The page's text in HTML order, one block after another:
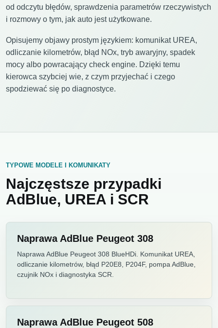
od odczytu błędów, sprawdzenia parametrów rzeczywistych
i rozmowy o tym, jak auto jest użytkowane.
Opisujemy objawy prostym językiem: komunikat UREA,
odliczanie kilometrów, błąd NOx, tryb awaryjny, spadek
mocy albo powracający check engine. Dzięki temu
kierowca szybciej wie, z czym przyjechać i czego
spodziewać się po diagnostyce.
TYPOWE MODELE I KOMUNIKATY
Najczęstsze przypadki
AdBlue, UREA i SCR
Naprawa AdBlue Peugeot 308
Naprawa AdBlue Peugeot 308 BlueHDi. Komunikat UREA,
odliczanie kilometrów, błąd P20E8, P204F, pompa AdBlue,
czujnik NOx i diagnostyka SCR.
Naprawa AdBlue Peugeot 508